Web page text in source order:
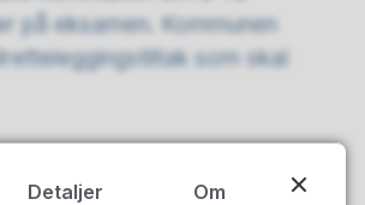
på eksamen. Kommunen
som skal
Detaljer
Om